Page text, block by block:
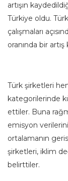
artışın
Türkiye oldu.
çalışmaları
oranında bir
Türk şirketleri
kategorilerinde
ettiler. Buna
emisyon
ortalamanın
şirketleri, iklim
belirttiler.